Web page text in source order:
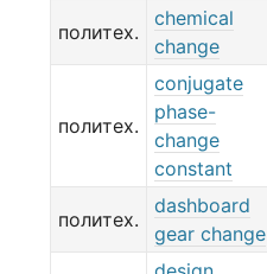
политех.
chemical
change
политех.
conjugate
phase-
change
constant
политех.
dashboard
gear change